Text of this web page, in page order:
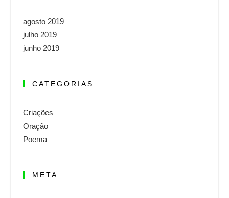
agosto 2019
julho 2019
junho 2019
CATEGORIAS
Criações
Oração
Poema
META